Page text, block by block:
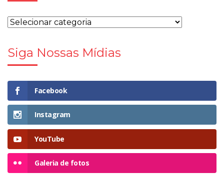
Siga Nossas Mídias
Facebook
Instagram
YouTube
Galeria de fotos